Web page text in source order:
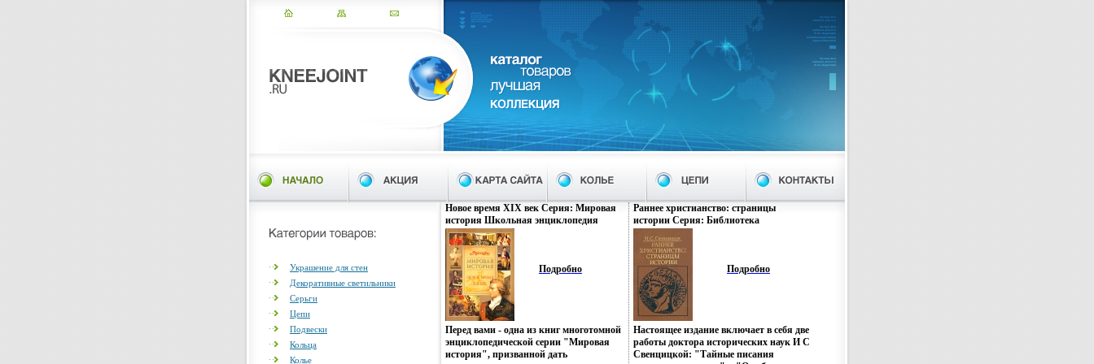
Украшение для стен
Декоративные светильники
Серьги
Цепи
Подвески
Кольца
Колье
Новое время XIX век Серия: Мировая
история Школьная энциклопедия
"Руссика" инфо 8278p.
Подробно
Перед вами - одна из книг многотомной
энциклопедической серии "Мировая
история", призванной дать
Раннее христианство: страницы
истории Серия: Библиотека
Подробно
Настоящее издание включает в себя две
работы доктора исторических наук И С
Свенцицкой: "Тайные писания